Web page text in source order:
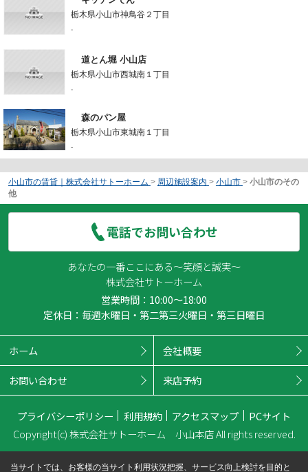
栃木県小山市神鳥谷２丁目
-
道とん堀 小山店
栃木県小山市西城南１丁目
-
森のパン屋
栃木県小山市東城南１丁目
-
小山市の賃貸｜株式会社サトーホーム > 周辺施設案内 > 小山市 > 小山市のその
他
電話でお問い合わせ
あなたの一番ここにある～笑顔と誠実～
株式会社サトーホーム
営業時間：10:00～18:00
定休日：毎週水曜日・第二第三火曜日・第三日曜日
ホーム 会社概要
お問い合わせ 来店予約
プライバシーポリシー 利用規約 アクセスマップ
PCサイト
Copyright(c) 株式会社サトーホーム 小山本店 All rights reserved.
当サイトでは、お客様の当サイト利用状況把握、サービス向上検討を目的と